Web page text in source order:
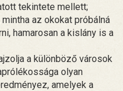
tekintete mellett;
az okokat próbálná
hamarosan a kislány is a
a különböző városok
olyan
amelyek a